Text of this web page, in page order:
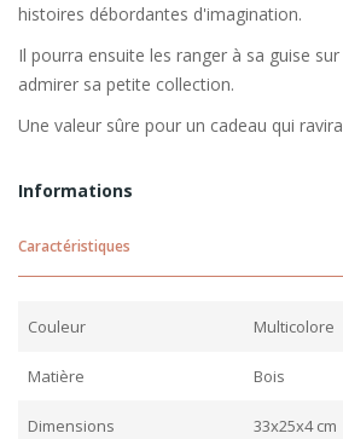
histoires débordantes d'imagination.
Il pourra ensuite les ranger à sa guise
admirer sa petite collection.
Une valeur sûre pour un cadeau qui
Informations
Caractéristiques
Couleur Multicolore
Matière Bois
Dimensions 33x25x4 cm